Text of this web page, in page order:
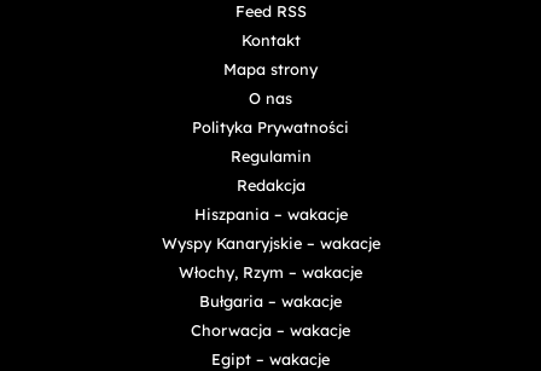
Feed RSS
Kontakt
Mapa strony
O nas
Polityka Prywatności
Regulamin
Redakcja
Hiszpania – wakacje
Wyspy Kanaryjskie – wakacje
Włochy, Rzym – wakacje
Bułgaria – wakacje
Chorwacja – wakacje
Egipt – wakacje